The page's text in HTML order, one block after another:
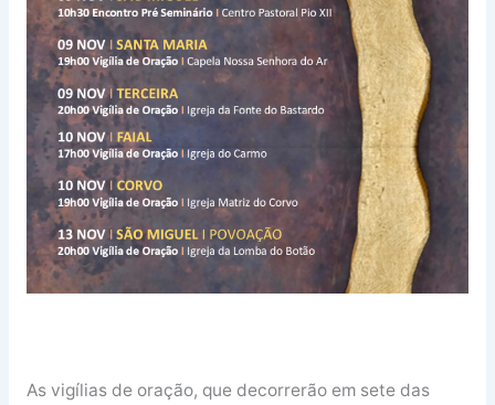
As vigílias de oração, que decorrerão em sete das